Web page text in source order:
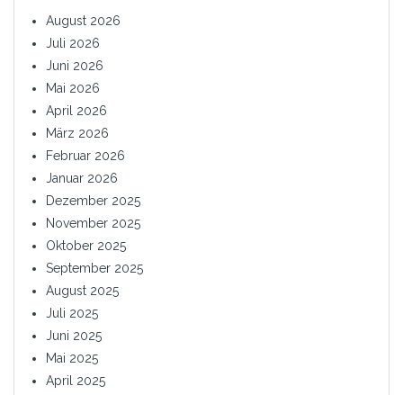
August 2026
Juli 2026
Juni 2026
Mai 2026
April 2026
März 2026
Februar 2026
Januar 2026
Dezember 2025
November 2025
Oktober 2025
September 2025
August 2025
Juli 2025
Juni 2025
Mai 2025
April 2025